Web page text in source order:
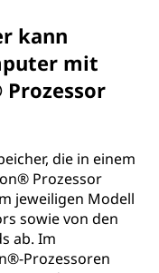
kann
mit
die in einem
Prozessor
jeweiligen Modell
sowie von den
ab. Im
Prozessoren